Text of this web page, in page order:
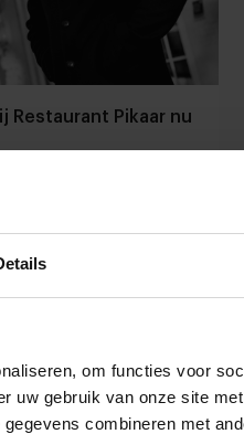
om functies voor
uw gebruik van onze site
combineren met
Restaurant Pikaar nu